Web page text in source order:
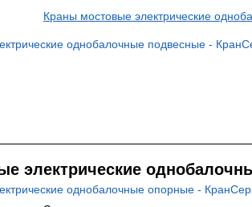
Краны мостовые электрические
электрические